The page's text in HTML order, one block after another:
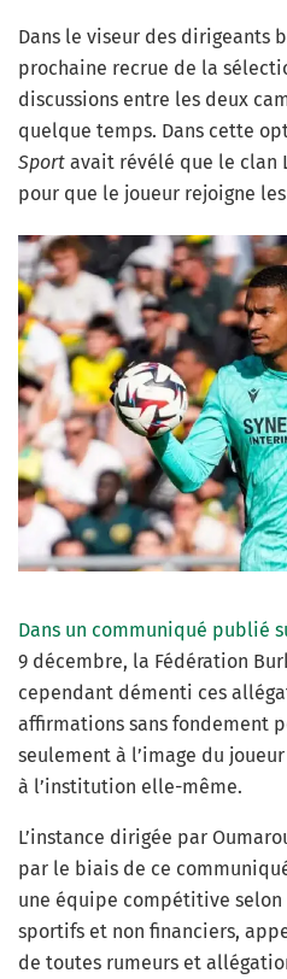
Dans le viseur des dirigeants
prochaine recrue de la
discussions entre les deux
quelque temps. Dans cette
Sport avait révélé que le clan
pour que le joueur rejoigne
Dans un communiqué publié
9 décembre, la Fédération
cependant démenti ces
affirmations sans fondement
seulement à l’image du
à l’institution elle-même.
L’instance dirigée par
par le biais de ce
une équipe compétitive
sportifs et non financiers,
de toutes rumeurs et